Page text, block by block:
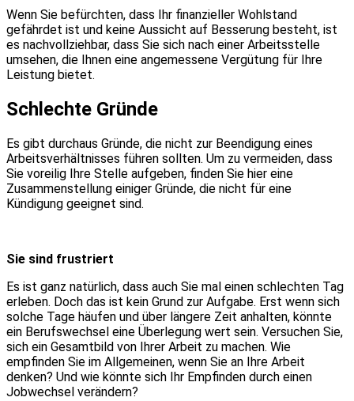
Wenn Sie befürchten, dass Ihr finanzieller Wohlstand
gefährdet ist und keine Aussicht auf Besserung besteht, ist
es nachvollziehbar, dass Sie sich nach einer Arbeitsstelle
umsehen, die Ihnen eine angemessene Vergütung für Ihre
Leistung bietet.
Schlechte Gründe
Es gibt durchaus Gründe, die nicht zur Beendigung eines
Arbeitsverhältnisses führen sollten. Um zu vermeiden, dass
Sie voreilig Ihre Stelle aufgeben, finden Sie hier eine
Zusammenstellung einiger Gründe, die nicht für eine
Kündigung geeignet sind.
Sie sind frustriert
Es ist ganz natürlich, dass auch Sie mal einen schlechten Tag
erleben. Doch das ist kein Grund zur Aufgabe. Erst wenn sich
solche Tage häufen und über längere Zeit anhalten, könnte
ein Berufswechsel eine Überlegung wert sein. Versuchen Sie,
sich ein Gesamtbild von Ihrer Arbeit zu machen. Wie
empfinden Sie im Allgemeinen, wenn Sie an Ihre Arbeit
denken? Und wie könnte sich Ihr Empfinden durch einen
Jobwechsel verändern?